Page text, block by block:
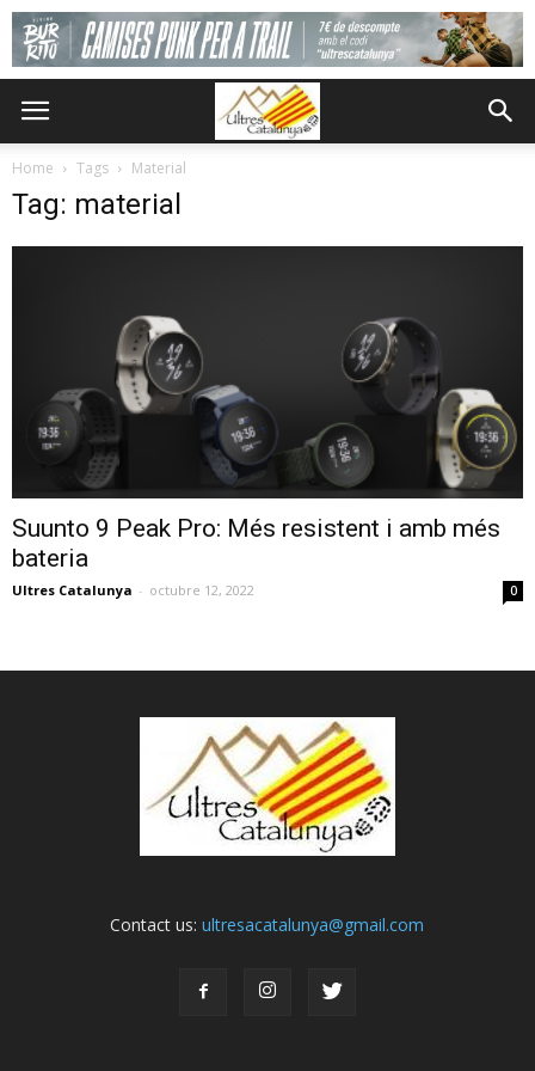
Home Tags Material
Tag: material
Suunto 9 Peak Pro: Més resistent i amb més
bateria
Ultres Catalunya - octubre 12, 2022 0
Contact us:ultresacatalunya@gmail.com